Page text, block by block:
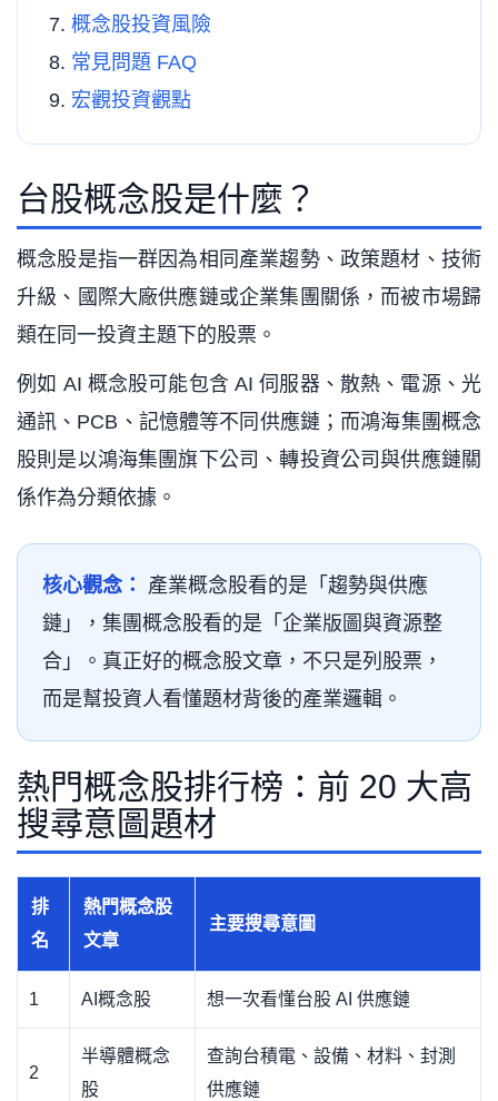
概念股投資風險
常見問題 FAQ
宏觀投資觀點
台股概念股是什麼？
概念股是指一群因為相同產業趨勢、政策題材、技術
升級、國際大廠供應鏈或企業集團關係，而被市場歸
類在同一投資主題下的股票。
例如 AI 概念股可能包含 AI 伺服器、散熱、電源、光
通訊、PCB、記憶體等不同供應鏈；而鴻海集團概念
股則是以鴻海集團旗下公司、轉投資公司與供應鏈關
係作為分類依據。
核心觀念：
產業概念股看的是「趨勢與供應
鏈」，集團概念股看的是「企業版圖與資源整
合」。真正好的概念股文章，不只是列股票，
而是幫投資人看懂題材背後的產業邏輯。
熱門概念股排行榜：前 20 大高
搜尋意圖題材
排
名
熱門概念股
文章
主要搜尋意圖
1 AI概念股 想一次看懂台股 AI 供應鏈
2
半導體概念
股
查詢台積電、設備、材料、封測
供應鏈